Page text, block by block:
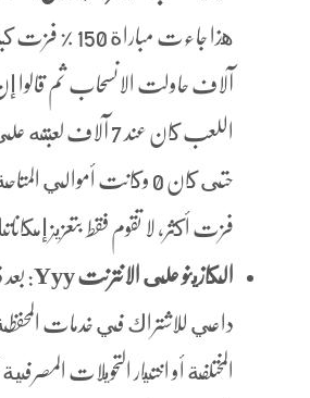
آلاف حاولت الانسحاب ثم قالوا
اللعب كان عند 7 آلاف
فزت أكثر، لا تقوم فقط بتعزيز
الكازينو على الانترنت Yyy :
داعي للاشتراك في خدمات
المختلفة أو اختيار التحويلات